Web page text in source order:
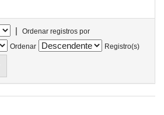
|
Ordenar registros por
Ordenar
Registro(s)